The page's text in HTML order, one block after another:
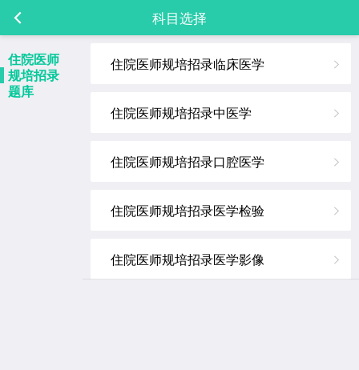
科目选择
住院医师
规培招录
题库
住院医师规培招录临床医学
住院医师规培招录中医学
住院医师规培招录口腔医学
住院医师规培招录医学检验
住院医师规培招录医学影像